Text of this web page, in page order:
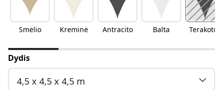
Smėlio Kreminė Antracito Balta Terakotos
Dydis
4,5 x 4,5 x 4,5 m